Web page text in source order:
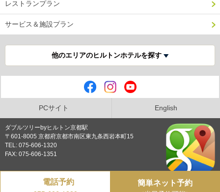
レストランプラン
サービス＆施設プラン
他のエリアのヒルトンホテルを探す
PCサイト English
ダブルツリーbyヒルトン京都駅
〒601-8005 京都府京都市南区東九条西岩本町15
TEL: 075-606-1320
FAX: 075-606-1351
プライバシーポリシー
電話予約 簡単ネット予約